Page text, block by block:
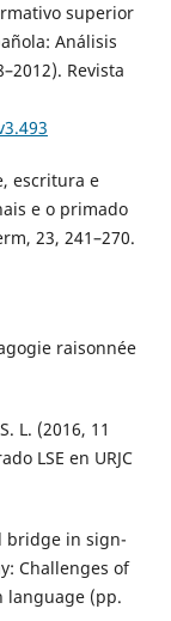
superior
Análisis
Revista
escritura e
e o primado
23, 241–270.
raisonnée
L. (2016, 11
LSE en URJC
bridge in sign-
Challenges of
language (pp.